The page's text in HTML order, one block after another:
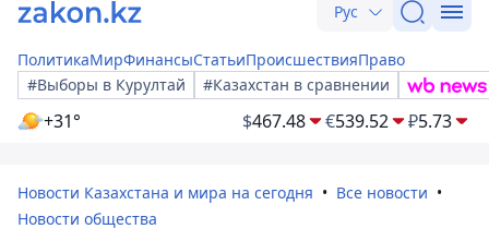
Рус
ПолитикаМирФинансыСтатьиПроисшествияПраво
#Выборы в Курултай
#Казахстан в сравнении
+31° $467.48 €539.52 ₽5.73
Новости Казахстана и мира на сегодня
Все новости
Новости общества